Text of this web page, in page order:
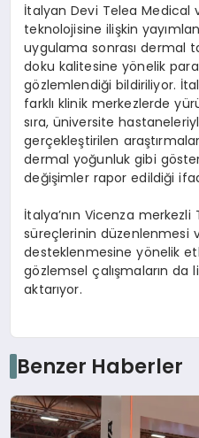
İtalyan Devi Telea Medical
teknolojisine ilişkin
uygulama sonrası dermal
doku kalitesine yönelik
gözlemlendiği bildiriliyor.
farklı klinik merkezlerde
sıra, üniversite
gerçekleştirilen
dermal yoğunluk gibi
değişimler rapor edildiği
İtalya’nın Vicenza
süreçlerinin düzenlenmesi
desteklenmesine yönelik
gözlemsel çalışmaların da
aktarıyor.
Benzer Haberler